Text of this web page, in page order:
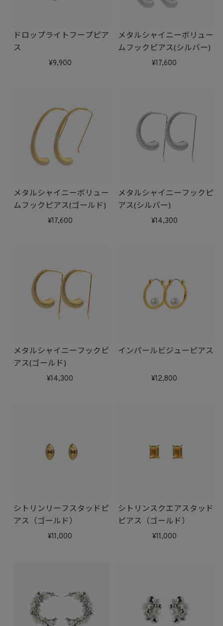
ドロップライトフープピア
ス
9,900
メタルシャイニーボリュー
ムフックピアス(シルバー)
17,600
メタルシャイニーボリュー
ムフックピアス(ゴールド)
17,600
メタルシャイニーフックピ
アス(シルバー)
14,300
メタルシャイニーフックピ
アス(ゴールド)
14,300
インパールビジューピアス
12,800
シトリンリーフスタッドピ
アス（ゴールド）
11,000
シトリンスクエアスタッド
ピアス（ゴールド）
11,000